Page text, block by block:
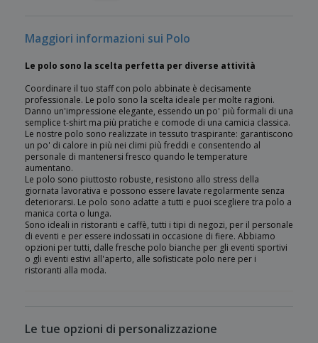
Maggiori informazioni sui Polo
Le polo sono la scelta perfetta per diverse attività
Coordinare il tuo staff con polo abbinate è decisamente
professionale. Le polo sono la scelta ideale per molte ragioni.
Danno un'impressione elegante, essendo un po' più formali di una
semplice t-shirt ma più pratiche e comode di una camicia classica.
Le nostre polo sono realizzate in tessuto traspirante: garantiscono
un po' di calore in più nei climi più freddi e consentendo al
personale di mantenersi fresco quando le temperature
aumentano.
Le polo sono piuttosto robuste, resistono allo stress della
giornata lavorativa e possono essere lavate regolarmente senza
deteriorarsi. Le polo sono adatte a tutti e puoi scegliere tra polo a
manica corta o lunga.
Sono ideali in ristoranti e caffè, tutti i tipi di negozi, per il personale
di eventi e per essere indossati in occasione di fiere. Abbiamo
opzioni per tutti, dalle fresche polo bianche per gli eventi sportivi
o gli eventi estivi all'aperto, alle sofisticate polo nere per i
ristoranti alla moda.
Le tue opzioni di personalizzazione